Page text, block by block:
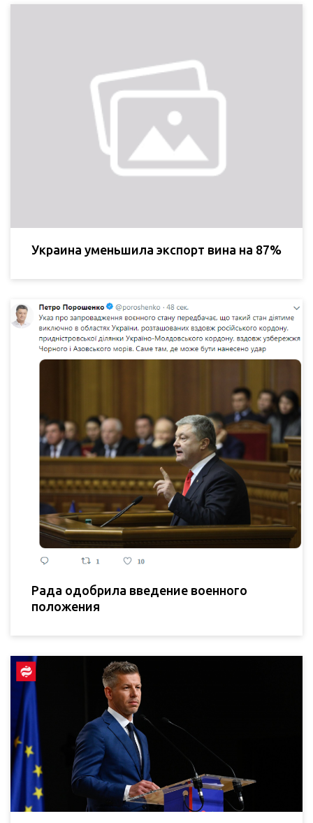
Украина уменьшила экспорт вина на 87%
Рада одобрила введение военного
положения